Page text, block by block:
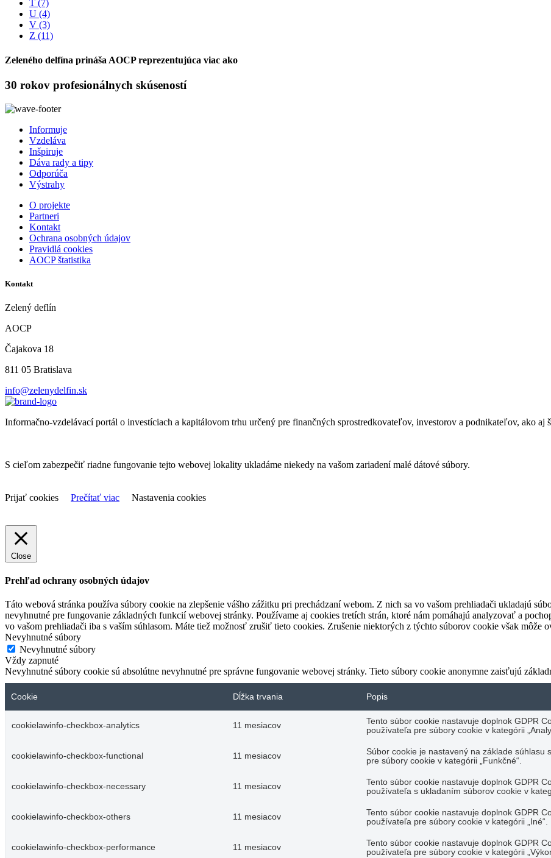
T (7)
U (4)
V (3)
Z (11)
Zeleného delfína prináša AOCP reprezentujúca viac ako
30 rokov profesionálnych skúseností
Informuje
Vzdeláva
Inšpiruje
Dáva rady a tipy
Odporúča
Výstrahy
O projekte
Partneri
Kontakt
Ochrana osobných údajov
Pravidlá cookies
AOCP štatistika
Kontakt
Zelený deflín
AOCP
Čajakova 18
811 05 Bratislava
info@zelenydelfin.sk
Informačno-vzdelávací portál o investíciach a kapitálovom trhu určený pre finančných sprostredkovateľov, investorov a podnikateľov, ako aj
S cieľom zabezpečiť riadne fungovanie tejto webovej lokality ukladáme niekedy na vašom zariadení malé dátové súbory.
Prijať cookies Prečítať viac Nastavenia cookies
Close
Prehľad ochrany osobných údajov
Táto webová stránka používa súbory cookie na zlepšenie vášho zážitku pri prechádzaní webom. Z nich sa vo vašom prehliadači ukladajú
nevyhnutné pre fungovanie základných funkcií webovej stránky. Používame aj cookies tretích strán, ktoré nám pomáhajú analyzovať a
vo vašom prehliadači iba s vaším súhlasom. Máte tiež možnosť zrušiť tieto cookies. Zrušenie niektorých z týchto súborov cookie však môže
Nevyhnutné súbory
Nevyhnutné súbory
Vždy zapnuté
Nevyhnutné súbory cookie sú absolútne nevyhnutné pre správne fungovanie webovej stránky. Tieto súbory cookie anonymne zaisťujú
Cookie Dĺžka trvania Popis
cookielawinfo-checkbox-analytics 11 mesiacov
Tento súbor cookie nastavuje doplnok GDPR
používateľa pre súbory cookie v kategórii
cookielawinfo-checkbox-functional 11 mesiacov
Súbor cookie je nastavený na základe
pre súbory cookie v kategórii „Funkčné“.
cookielawinfo-checkbox-necessary 11 mesiacov
Tento súbor cookie nastavuje doplnok GDPR
používateľa s ukladaním súborov cookie v
cookielawinfo-checkbox-others 11 mesiacov
Tento súbor cookie nastavuje doplnok GDPR
používateľa pre súbory cookie v kategórii „Iné“.
cookielawinfo-checkbox-performance 11 mesiacov
Tento súbor cookie nastavuje doplnok GDPR
používateľa pre súbory cookie v kategórii